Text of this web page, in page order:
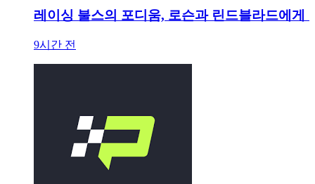
레이싱 불스의 포디움, 로슨과 린드블라드에게
9시간 전